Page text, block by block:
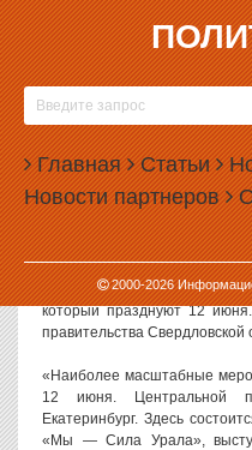
Главная Статьи
Новости партнеров О
2000-2026
31.05.2017, 15:45
УЧАСТНИКИ
ИЮНЯ В
В БУДКЕ ГЛАСНОСТИ
В Екатеринбурге возле
«будку гласности». В этот
протеста по призыву Алексея
«Будка гласности» должна
который празднуют 12
правительства Свердловской
«Наиболее масштабные
12 июня. Центральной
Екатеринбург. Здесь
«Мы — Сила Урала»,